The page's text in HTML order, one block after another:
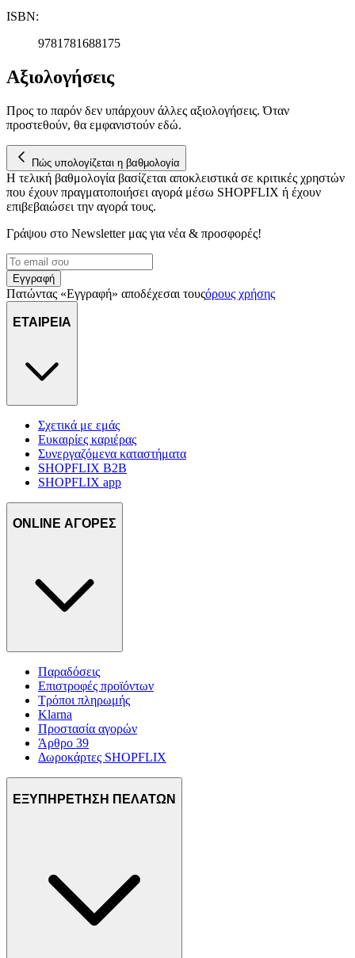
αναλύουμε την κυκλοφορία μας. Εμείς και οι 1022 συνεργάτες
διεύθυνση IP σας, χρησιμοποιώντας τεχνολογία όπως cookies
στη συσκευή σας, με σκοπό την προβολή εξατομικευμένων
διαφημίσεων και περιεχομένου, τις μετρήσεις σχετικά με
διαφημίσεις και περιεχόμενο, την καλύτερη εικόνα του κοινού
μας και την ανάπτυξη προϊόντων. Επίσης, κοινοποιούμε
τοποθεσίας μας στους συνεργάτες μέσων κοινωνικής
δικτύωσης, διαφημίσεων και ανάλυσης.
ISBN:
9781781688175
Αξιολογήσεις
Προς το παρόν δεν υπάρχουν άλλες αξιολογήσεις. Όταν
προστεθούν, θα εμφανιστούν εδώ.
Πώς υπολογίζεται η βαθμολογία
Η τελική βαθμολογία βασίζεται αποκλειστικά σε κριτικές χρηστών
που έχουν πραγματοποιήσει αγορά μέσω SHOPFLIX ή έχουν
επιβεβαιώσει την αγορά τους.
Γράψου στο Νewsletter μας για νέα & προσφορές!
Εγγραφή
Πατώντας «Εγγραφή» αποδέχεσαι τουςόρους χρήσης
ΕΤΑΙΡΕΙΑ
Σχετικά με εμάς
Ευκαιρίες καριέρας
Συνεργαζόμενα καταστήματα
SHOPFLIX B2B
SHOPFLIX app
ONLINE ΑΓΟΡΕΣ
Παραδόσεις
Επιστροφές προϊόντων
Τρόποι πληρωμής
Klarna
Προστασία αγορών
Άρθρο 39
Δωροκάρτες SHOPFLIX
ΕΞΥΠΗΡΕΤΗΣΗ ΠΕΛΑΤΩΝ